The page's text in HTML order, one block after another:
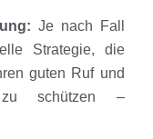
Je nach Fall
Strategie, die
guten Ruf und
zu schützen –